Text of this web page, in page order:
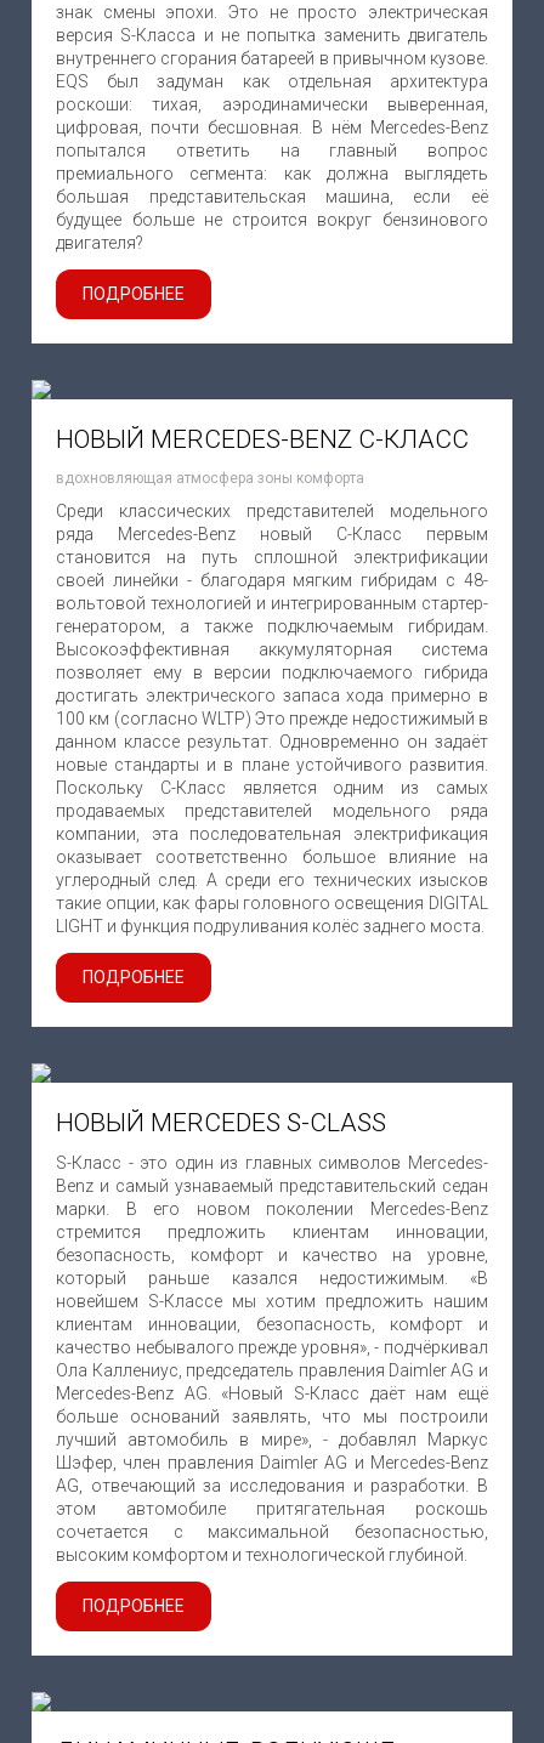
знак смены эпохи. Это не просто электрическая
версия S-Класса и не попытка заменить двигатель
внутреннего сгорания батареей в привычном кузове.
EQS был задуман как отдельная архитектура
роскоши: тихая, аэродинамически выверенная,
цифровая, почти бесшовная. В нём Mercedes-Benz
попытался ответить на главный вопрос
премиального сегмента: как должна выглядеть
большая представительская машина, если её
будущее больше не строится вокруг бензинового
двигателя?
ПОДРОБНЕЕ
НОВЫЙ MERCEDES-BENZ C-КЛАСС
вдохновляющая атмосфера зоны комфорта
Среди классических представителей модельного
ряда Mercedes-Benz новый C-Класс первым
становится на путь сплошной электрификации
своей линейки - благодаря мягким гибридам с 48-
вольтовой технологией и интегрированным стартер-
генератором, а также подключаемым гибридам.
Высокоэффективная аккумуляторная система
позволяет ему в версии подключаемого гибрида
достигать электрического запаса хода примерно в
100 км (согласно WLTP) Это прежде недостижимый в
данном классе результат. Одновременно он задаёт
новые стандарты и в плане устойчивого развития.
Поскольку С-Класс является одним из самых
продаваемых представителей модельного ряда
компании, эта последовательная электрификация
оказывает соответственно большое влияние на
углеродный след. А среди его технических изысков
такие опции, как фары головного освещения DIGITAL
LIGHT и функция подруливания колёс заднего моста.
ПОДРОБНЕЕ
НОВЫЙ MERCEDES S-CLASS
S-Класс - это один из главных символов Mercedes-
Benz и самый узнаваемый представительский седан
марки. В его новом поколении Mercedes-Benz
стремится предложить клиентам инновации,
безопасность, комфорт и качество на уровне,
который раньше казался недостижимым. «В
новейшем S-Классе мы хотим предложить нашим
клиентам инновации, безопасность, комфорт и
качество небывалого прежде уровня», - подчёркивал
Ола Каллениус, председатель правления Daimler AG и
Mercedes-Benz AG. «Новый S-Класс даёт нам ещё
больше оснований заявлять, что мы построили
лучший автомобиль в мире», - добавлял Маркус
Шэфер, член правления Daimler AG и Mercedes-Benz
AG, отвечающий за исследования и разработки. В
этом автомобиле притягательная роскошь
сочетается с максимальной безопасностью,
высоким комфортом и технологической глубиной.
ПОДРОБНЕЕ